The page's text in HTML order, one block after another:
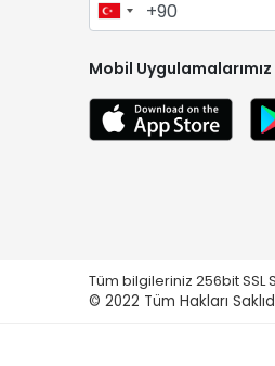
Mobil Uygulamalarımız
Tüm bilgileriniz 256bit SSL
© 2022 Tüm Hakları